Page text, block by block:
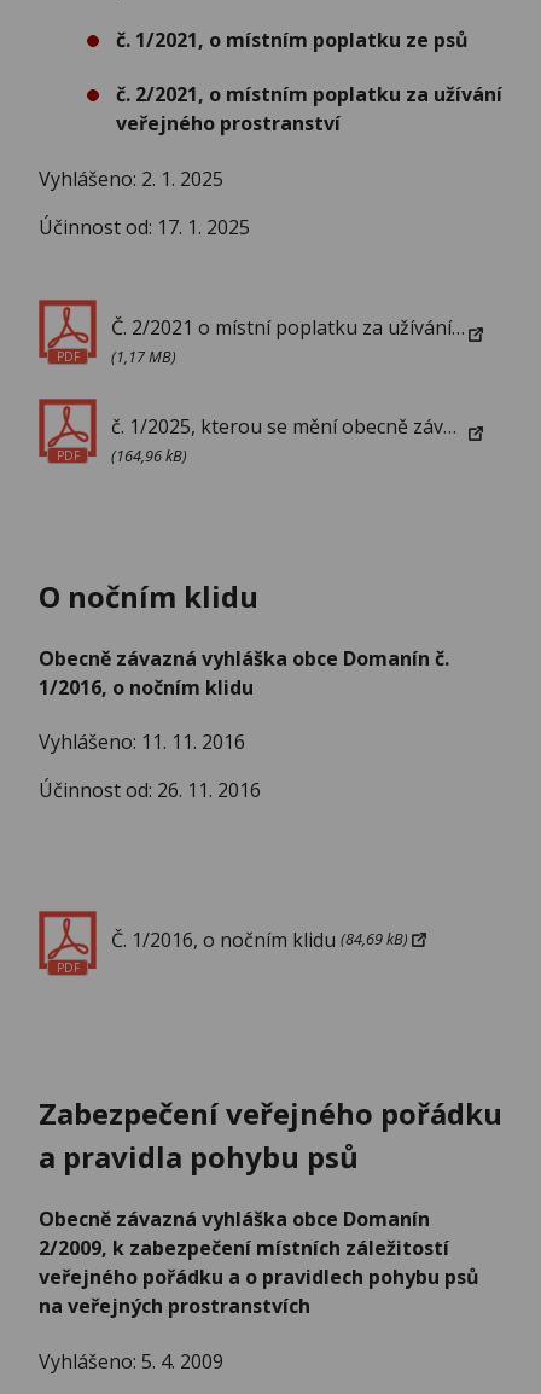
č. 1/2021, o místním poplatku ze psů
č. 2/2021, o místním poplatku za užívání
veřejného prostranství
Vyhlášeno: 2. 1. 2025
Účinnost od: 17. 1. 2025
Č. 2/2021 o místní poplatku za užívání veřejného prostranství
(1,17 MB)
PDF
č. 1/2025, kterou se mění obecně závazné vyhlášky č. 2/2009, k zabezpečení místních záležitostí veřejného pořádku a o pravidlech pohybu psů na veřejných prostranstvích, č. 1/2021, o místním poplatku ze psů, č. 2/2021, o místním poplatku za užívání veřejného prostranství
(164,96 kB)
PDF
O nočním klidu
Obecně závazná vyhláška obce Domanín č.
1/2016, o nočním klidu
Vyhlášeno: 11. 11. 2016
Účinnost od: 26. 11. 2016
Č. 1/2016, o nočním klidu (84,69 kB)
PDF
Zabezpečení veřejného pořádku
a pravidla pohybu psů
Obecně závazná vyhláška obce Domanín
2/2009, k zabezpečení místních záležitostí
veřejného pořádku a o pravidlech pohybu psů
na veřejných prostranstvích
Vyhlášeno: 5. 4. 2009